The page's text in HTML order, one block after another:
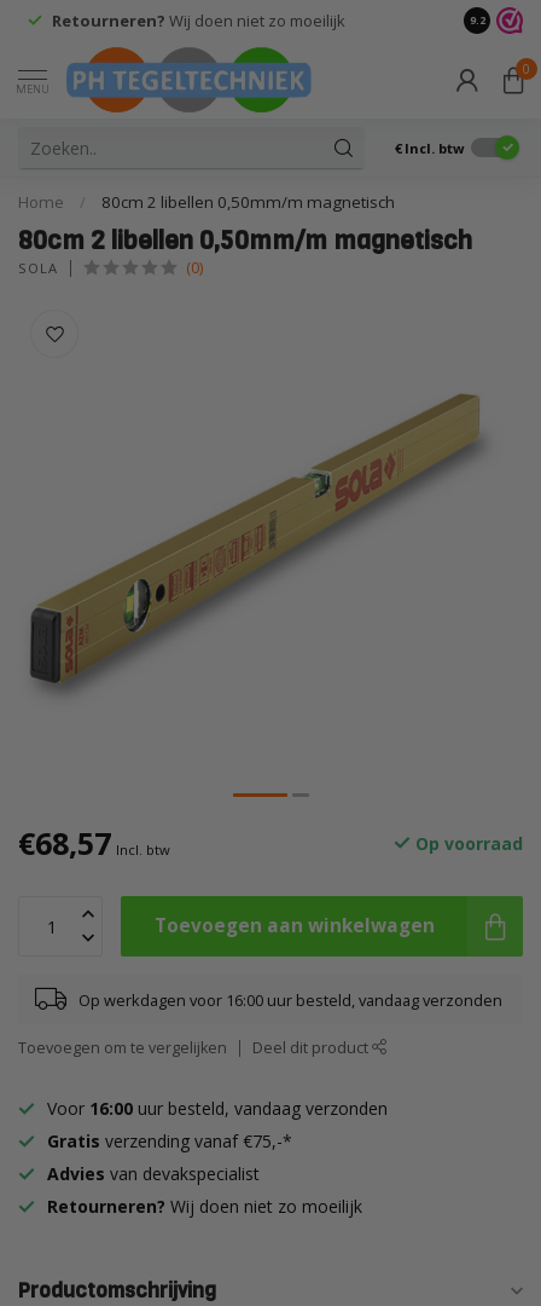
Retourneren? Wij doen niet zo moeilijk 9.2
MENU
0
€ Incl. btw
Home / 80cm 2 libellen 0,50mm/m magnetisch
80cm 2 libellen 0,50mm/m magnetisch
SOLA (0)
€68,57 Incl. btw Op voorraad
Toevoegen aan winkelwagen
Op werkdagen voor 16:00 uur besteld, vandaag verzonden
Toevoegen om te vergelijken Deel dit product
Voor 16:00 uur besteld, vandaag verzonden
Gratis verzending vanaf €75,-*
Advies van devakspecialist
Retourneren? Wij doen niet zo moeilijk
Productomschrijving